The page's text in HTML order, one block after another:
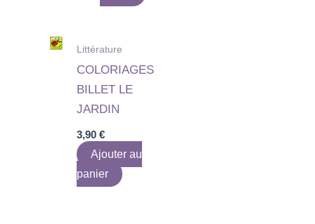
Littérature
COLORIAGES
BILLET LE
JARDIN
3,90€
Ajouter au
panier